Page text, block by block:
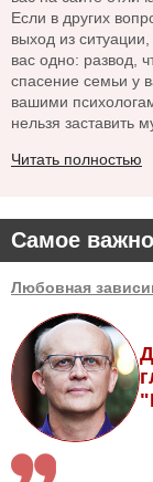
Самое
Любовная
Если в других
выход из
вас одно: развод,
спасение семьи у
вашими
нельзя заставить
Читать полностью